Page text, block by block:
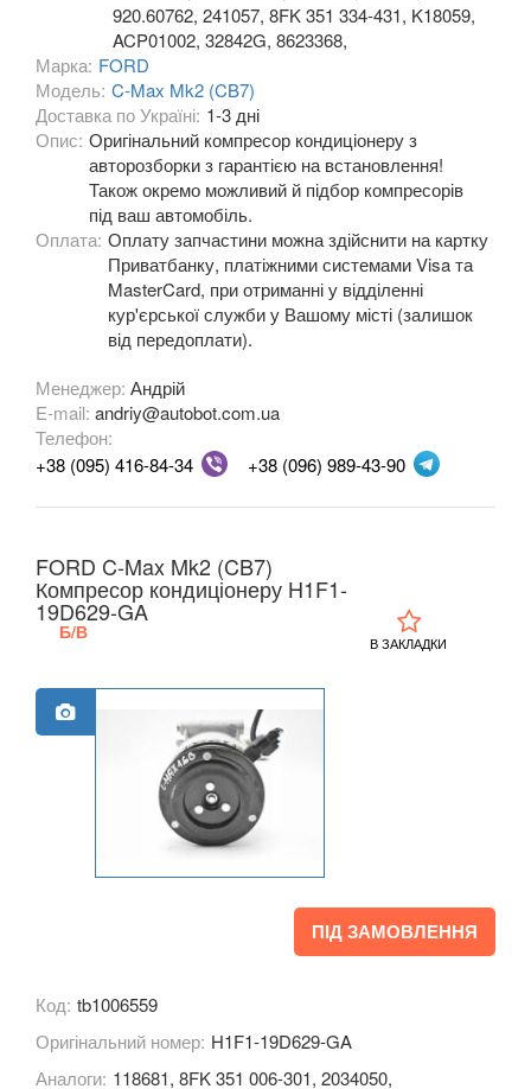
Fiesta Mk7 (JA8)
Fiesta Mk8
Fiesta Active Mk8
F-150 XII (P415)
F-150 XIII (P552)
Galaxy Mk2 (VX, VY, WGR)
Galaxy Mk3 (CA1, WA6)
KA Mk1 (RBT)
KA Mk2 (RU8)
KA Mk3
Kuga Mk1 (CBV)
Kuga Mk2 (CBS)
Mondeo Mk3 (B5Y, BWY, B4Y)
Mondeo Mk4 (CA2)
Mondeo Mk5
Mustang VI (S550)
Transit V
920.60762, 241057, 8FK 351 334-431, K18059,
ACP01002, 32842G, 8623368,
Марка: FORD
Модель: C-Max Mk2 (CB7)
Доставка по Україні: 1-3 дні
Опис: Оригінальний компресор кондиціонеру з
авторозборки з гарантією на встановлення!
Також окремо можливий й підбор компресорів
під ваш автомобіль.
Оплата: Оплату запчастини можна здійснити на картку
Приватбанку, платіжними системами Visa та
MasterCard, при отриманні у відділенні
кур'єрської служби у Вашому місті (залишок
від передоплати).
Менеджер: Андрій
E-mail: andriy@autobot.com.ua
Телефон:
+38 (095) 416-84-34
+38 (096) 989-43-90
FORD C-Max Mk2 (CB7)
Компресор кондиціонеру H1F1-
19D629-GA
Б/В
ПІД ЗАМОВЛЕННЯ
В ЗАКЛАДКИ
Код: tb1006559
Оригінальний номер: H1F1-19D629-GA
Аналоги: 118681, 8FK 351 006-301, 2034050,